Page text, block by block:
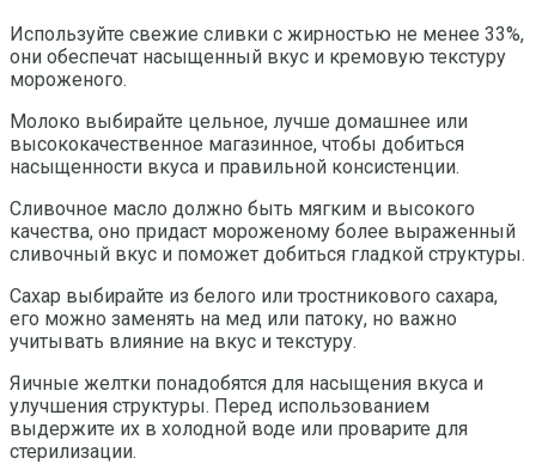
Используйте свежие сливки с жирностью не менее 33%,
они обеспечат насыщенный вкус и кремовую текстуру
мороженого.
Молоко выбирайте цельное, лучше домашнее или
высококачественное магазинное, чтобы добиться
насыщенности вкуса и правильной консистенции.
Сливочное масло должно быть мягким и высокого
качества, оно придаст мороженому более выраженный
сливочный вкус и поможет добиться гладкой структуры.
Сахар выбирайте из белого или тростникового сахара,
его можно заменять на мед или патоку, но важно
учитывать влияние на вкус и текстуру.
Яичные желтки понадобятся для насыщения вкуса и
улучшения структуры. Перед использованием
выдержите их в холодной воде или проварите для
стерилизации.